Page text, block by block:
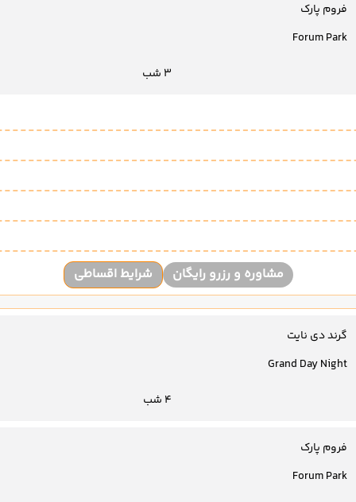
فروم پارک
Forum Park
3 شب
مشاوره و رزرو رایگان شرایط اقساطی
گرند دی نایت
Grand Day Night
4 شب
فروم پارک
Forum Park